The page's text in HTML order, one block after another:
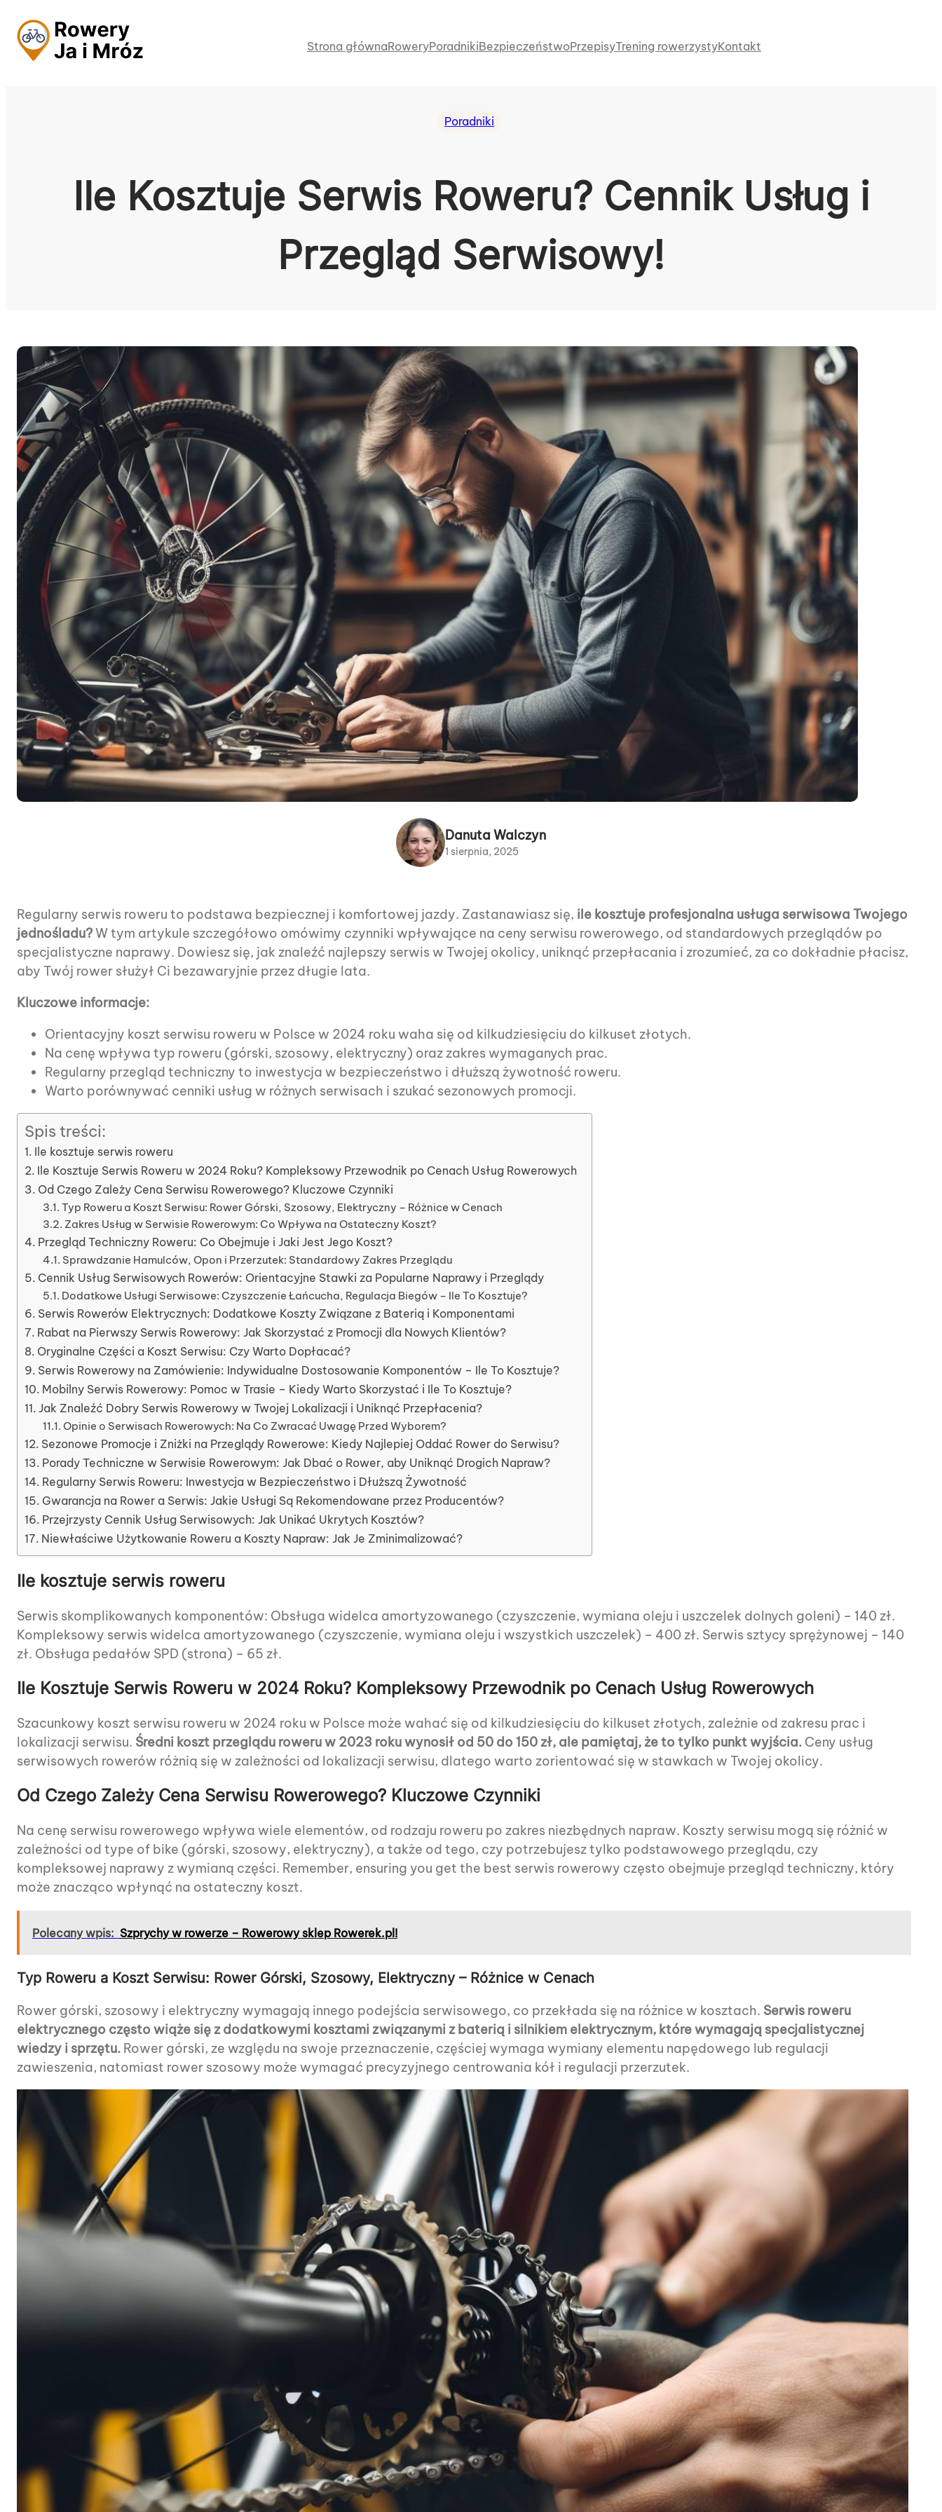
do
treści
Strona głównaRoweryPoradnikiBezpieczeństwoPrzepisyTrening rowerzystyKontakt
Poradniki
Ile Kosztuje Serwis Roweru? Cennik Usług i
Przegląd Serwisowy!
Danuta Walczyn
1 sierpnia, 2025
Regularny serwis roweru to podstawa bezpiecznej i komfortowej jazdy. Zastanawiasz się, ile kosztuje profesjonalna usługa serwisowa Twojego
jednośladu? W tym artykule szczegółowo omówimy czynniki wpływające na ceny serwisu rowerowego, od standardowych przeglądów po
specjalistyczne naprawy. Dowiesz się, jak znaleźć najlepszy serwis w Twojej okolicy, uniknąć przepłacania i zrozumieć, za co dokładnie płacisz,
aby Twój rower służył Ci bezawaryjnie przez długie lata.
Kluczowe informacje:
Orientacyjny koszt serwisu roweru w Polsce w 2024 roku waha się od kilkudziesięciu do kilkuset złotych.
Na cenę wpływa typ roweru (górski, szosowy, elektryczny) oraz zakres wymaganych prac.
Regularny przegląd techniczny to inwestycja w bezpieczeństwo i dłuższą żywotność roweru.
Warto porównywać cenniki usług w różnych serwisach i szukać sezonowych promocji.
Spis treści:
Ile kosztuje serwis roweru
Ile Kosztuje Serwis Roweru w 2024 Roku? Kompleksowy Przewodnik po Cenach Usług Rowerowych
Od Czego Zależy Cena Serwisu Rowerowego? Kluczowe Czynniki
Typ Roweru a Koszt Serwisu: Rower Górski, Szosowy, Elektryczny – Różnice w Cenach
Zakres Usług w Serwisie Rowerowym: Co Wpływa na Ostateczny Koszt?
Przegląd Techniczny Roweru: Co Obejmuje i Jaki Jest Jego Koszt?
Sprawdzanie Hamulców, Opon i Przerzutek: Standardowy Zakres Przeglądu
Cennik Usług Serwisowych Rowerów: Orientacyjne Stawki za Popularne Naprawy i Przeglądy
Dodatkowe Usługi Serwisowe: Czyszczenie Łańcucha, Regulacja Biegów – Ile To Kosztuje?
Serwis Rowerów Elektrycznych: Dodatkowe Koszty Związane z Baterią i Komponentami
Rabat na Pierwszy Serwis Rowerowy: Jak Skorzystać z Promocji dla Nowych Klientów?
Oryginalne Części a Koszt Serwisu: Czy Warto Dopłacać?
Serwis Rowerowy na Zamówienie: Indywidualne Dostosowanie Komponentów – Ile To Kosztuje?
Mobilny Serwis Rowerowy: Pomoc w Trasie – Kiedy Warto Skorzystać i Ile To Kosztuje?
Jak Znaleźć Dobry Serwis Rowerowy w Twojej Lokalizacji i Uniknąć Przepłacenia?
Opinie o Serwisach Rowerowych: Na Co Zwracać Uwagę Przed Wyborem?
Sezonowe Promocje i Zniżki na Przeglądy Rowerowe: Kiedy Najlepiej Oddać Rower do Serwisu?
Porady Techniczne w Serwisie Rowerowym: Jak Dbać o Rower, aby Uniknąć Drogich Napraw?
Regularny Serwis Roweru: Inwestycja w Bezpieczeństwo i Dłuższą Żywotność
Gwarancja na Rower a Serwis: Jakie Usługi Są Rekomendowane przez Producentów?
Przejrzysty Cennik Usług Serwisowych: Jak Unikać Ukrytych Kosztów?
Niewłaściwe Użytkowanie Roweru a Koszty Napraw: Jak Je Zminimalizować?
Ile kosztuje serwis roweru
Serwis skomplikowanych komponentów: Obsługa widelca amortyzowanego (czyszczenie, wymiana oleju i uszczelek dolnych goleni) – 140 zł.
Kompleksowy serwis widelca amortyzowanego (czyszczenie, wymiana oleju i wszystkich uszczelek) – 400 zł. Serwis sztycy sprężynowej – 140
zł. Obsługa pedałów SPD (strona) – 65 zł.
Ile Kosztuje Serwis Roweru w 2024 Roku? Kompleksowy Przewodnik po Cenach Usług Rowerowych
Szacunkowy koszt serwisu roweru w 2024 roku w Polsce może wahać się od kilkudziesięciu do kilkuset złotych, zależnie od zakresu prac i
lokalizacji serwisu. Średni koszt przeglądu roweru w 2023 roku wynosił od 50 do 150 zł, ale pamiętaj, że to tylko punkt wyjścia. Ceny usług
serwisowych rowerów różnią się w zależności od lokalizacji serwisu, dlatego warto zorientować się w stawkach w Twojej okolicy.
Od Czego Zależy Cena Serwisu Rowerowego? Kluczowe Czynniki
Na cenę serwisu rowerowego wpływa wiele elementów, od rodzaju roweru po zakres niezbędnych napraw. Koszty serwisu mogą się różnić w
zależności od type of bike (górski, szosowy, elektryczny), a także od tego, czy potrzebujesz tylko podstawowego przeglądu, czy
kompleksowej naprawy z wymianą części. Remember, ensuring you get the best serwis rowerowy często obejmuje przegląd techniczny, który
może znacząco wpłynąć na ostateczny koszt.
Polecany wpis: Szprychy w rowerze – Rowerowy sklep Rowerek.pl!
Typ Roweru a Koszt Serwisu: Rower Górski, Szosowy, Elektryczny – Różnice w Cenach
Rower górski, szosowy i elektryczny wymagają innego podejścia serwisowego, co przekłada się na różnice w kosztach. Serwis roweru
elektrycznego często wiąże się z dodatkowymi kosztami związanymi z baterią i silnikiem elektrycznym, które wymagają specjalistycznej
wiedzy i sprzętu. Rower górski, ze względu na swoje przeznaczenie, częściej wymaga wymiany elementu napędowego lub regulacji
zawieszenia, natomiast rower szosowy może wymagać precyzyjnego centrowania kół i regulacji przerzutek.